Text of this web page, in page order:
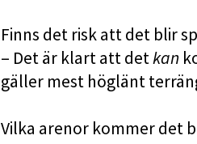
Finns det risk att det blir
– Det är klart att detkan
gäller mest höglänt
Vilka arenor kommer det